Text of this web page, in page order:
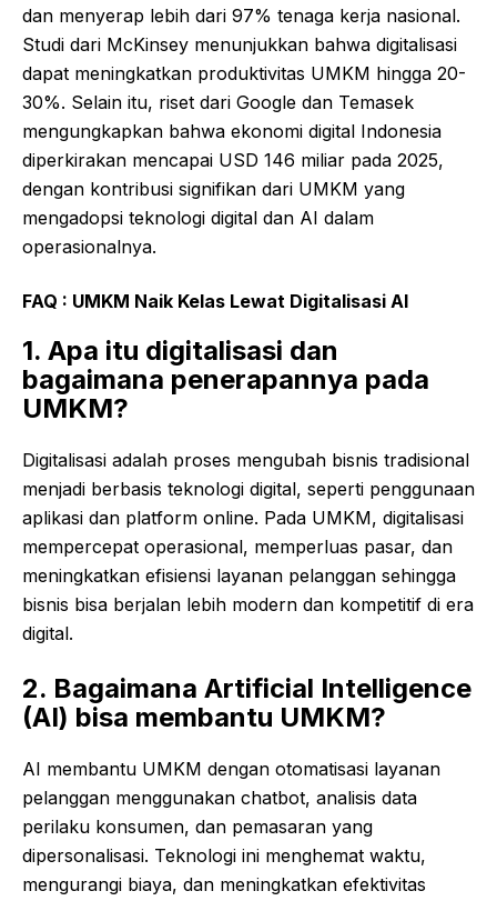
dan menyerap lebih dari 97% tenaga kerja nasional.
Studi dari McKinsey menunjukkan bahwa digitalisasi
dapat meningkatkan produktivitas UMKM hingga 20-
30%. Selain itu, riset dari Google dan Temasek
mengungkapkan bahwa ekonomi digital Indonesia
diperkirakan mencapai USD 146 miliar pada 2025,
dengan kontribusi signifikan dari UMKM yang
mengadopsi teknologi digital dan AI dalam
operasionalnya.
FAQ : UMKM Naik Kelas Lewat Digitalisasi AI
1. Apa itu digitalisasi dan
bagaimana penerapannya pada
UMKM?
Digitalisasi adalah proses mengubah bisnis tradisional
menjadi berbasis teknologi digital, seperti penggunaan
aplikasi dan platform online. Pada UMKM, digitalisasi
mempercepat operasional, memperluas pasar, dan
meningkatkan efisiensi layanan pelanggan sehingga
bisnis bisa berjalan lebih modern dan kompetitif di era
digital.
2. Bagaimana Artificial Intelligence
(AI) bisa membantu UMKM?
AI membantu UMKM dengan otomatisasi layanan
pelanggan menggunakan chatbot, analisis data
perilaku konsumen, dan pemasaran yang
dipersonalisasi. Teknologi ini menghemat waktu,
mengurangi biaya, dan meningkatkan efektivitas